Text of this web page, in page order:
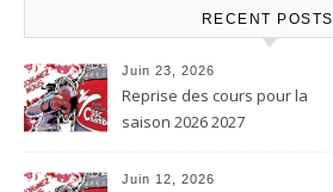
RECENT POSTS
Juin 23, 2026
Reprise des cours pour la
saison 2026 2027
Juin 12, 2026